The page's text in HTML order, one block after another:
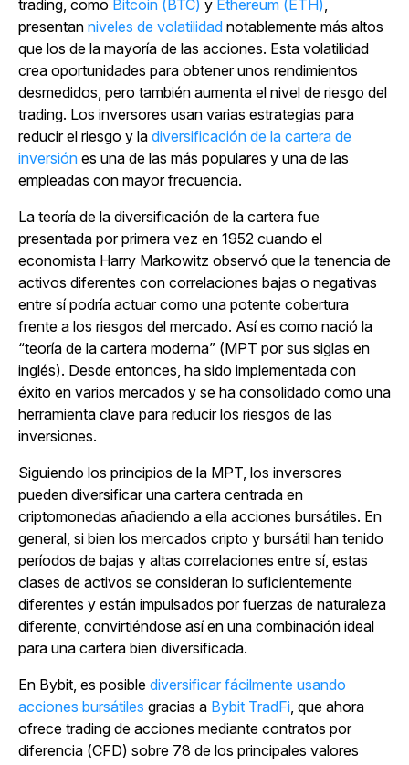
trading, como Bitcoin (BTC) y Ethereum (ETH),
presentan niveles de volatilidad notablemente más altos
que los de la mayoría de las acciones. Esta volatilidad
crea oportunidades para obtener unos rendimientos
desmedidos, pero también aumenta el nivel de riesgo del
trading. Los inversores usan varias estrategias para
reducir el riesgo y la diversificación de la cartera de
inversión es una de las más populares y una de las
empleadas con mayor frecuencia.
La teoría de la diversificación de la cartera fue
presentada por primera vez en 1952 cuando el
economista Harry Markowitz observó que la tenencia de
activos diferentes con correlaciones bajas o negativas
entre sí podría actuar como una potente cobertura
frente a los riesgos del mercado. Así es como nació la
“teoría de la cartera moderna” (MPT por sus siglas en
inglés). Desde entonces, ha sido implementada con
éxito en varios mercados y se ha consolidado como una
herramienta clave para reducir los riesgos de las
inversiones.
Siguiendo los principios de la MPT, los inversores
pueden diversificar una cartera centrada en
criptomonedas añadiendo a ella acciones bursátiles. En
general, si bien los mercados cripto y bursátil han tenido
períodos de bajas y altas correlaciones entre sí, estas
clases de activos se consideran lo suficientemente
diferentes y están impulsados por fuerzas de naturaleza
diferente, convirtiéndose así en una combinación ideal
para una cartera bien diversificada.
En Bybit, es posible diversificar fácilmente usando
acciones bursátiles gracias a Bybit TradFi, que ahora
ofrece trading de acciones mediante contratos por
diferencia (CFD) sobre 78 de los principales valores